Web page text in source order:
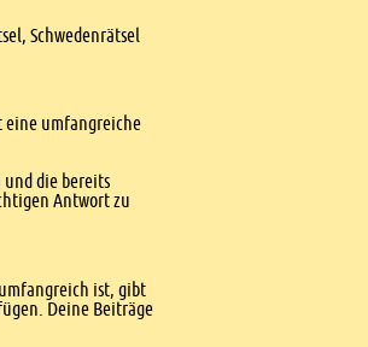
Schwedenrätsel
eine umfangreiche
die bereits
Antwort zu
ist, gibt
Deine Beiträge